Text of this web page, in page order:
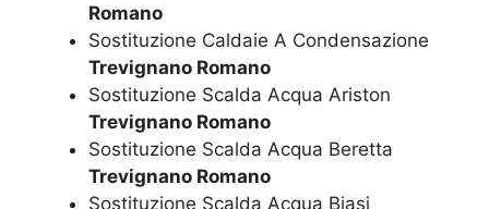
Romano
Sostituzione Caldaie A Condensazione
Trevignano Romano
Sostituzione Scalda Acqua Ariston
Trevignano Romano
Sostituzione Scalda Acqua Beretta
Trevignano Romano
Sostituzione Scalda Acqua Biasi